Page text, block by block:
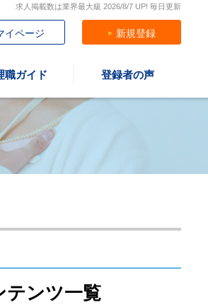
求人掲載数は業界最大級 2026/8/7 UP! 毎日更新
イページ 新規登録
職ガイド 登録者の声
テンツ一覧